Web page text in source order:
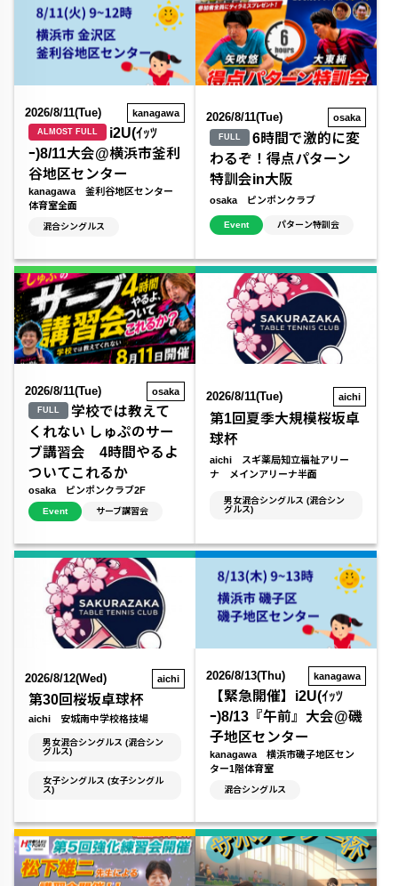
2026/8/11(Tue) kanagawa
ALMOST FULL
i2U(ｲｯﾂ
ｰ)8/11大会@横浜市釜利
谷地区センター
kanagawa 釜利谷地区センター
体育室全面
混合シングルス
2026/8/11(Tue) osaka
FULL
6時間で激的に変
わるぞ！得点パターン
特訓会in大阪
osaka ピンポンクラブ
Event パターン特訓会
2026/8/11(Tue) osaka
FULL
学校では教えて
くれない しゅぷのサー
ブ講習会 4時間やるよ
ついてこれるか
osaka ピンポンクラブ2F
Event サーブ講習会
2026/8/11(Tue) aichi
第1回夏季大規模桜坂卓
球杯
aichi スギ薬局知立福祉アリー
ナ メインアリーナ半面
男女混合シングルス (混合シン
グルス)
2026/8/12(Wed) aichi
第30回桜坂卓球杯
aichi 安城南中学校格技場
男女混合シングルス (混合シン
グルス)
女子シングルス (女子シングル
ス)
2026/8/13(Thu) kanagawa
【緊急開催】i2U(ｲｯﾂ
ｰ)8/13『午前』大会@磯
子地区センター
kanagawa 横浜市磯子地区セン
ター1階体育室
混合シングルス